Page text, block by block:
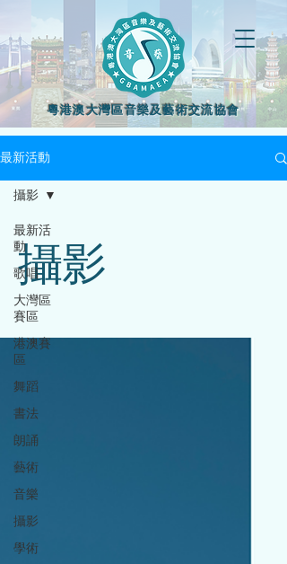
粵港澳大灣區音樂及藝術交流協會
最新活動
最新活
動
歌唱
大灣區
賽區
港澳賽
區
舞蹈
書法
朗誦
藝術
音樂
攝影
學術
攝影
攝影